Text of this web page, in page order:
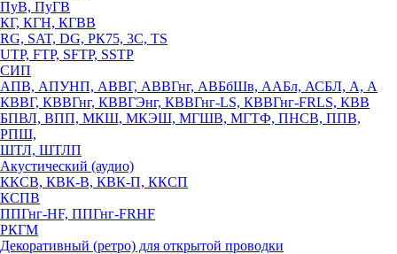
ПуВ, ПуГВ
КГ, КГН, КГВВ
RG, SAT, DG, РК75, 3С, TS
UTP, FTP, SFTP, SSTP
СИП
АПВ, АПУНП, АВВГ, АВВГнг, АВБбШв, ААБл, АСБЛ, А, А
КВВГ, КВВГнг, КВВГЭнг, КВВГнг-LS, КВВГнг-FRLS, КВВ
БПВЛ, ВПП, МКШ, МКЭШ, МГШВ, МГТФ, ПНСВ, ППВ,
РПШ,
ШТЛ, ШТЛП
Акустический (аудио)
ККСВ, КВК-В, КВК-П, ККСП
КСПВ
ППГнг-HF, ППГнг-FRHF
РКГМ
Декоративный (ретро) для открытой проводки